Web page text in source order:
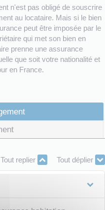
n'est pas obligé de souscrire
au locataire. Mais si le bien
peut être imposée par le
qui met son bien en
prenne une assurance
que soit votre nationalité et
en France.
Tout replier Tout déplier